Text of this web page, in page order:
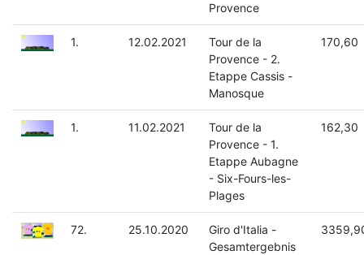
Provence
1. 12.02.2021
Tour de la
Provence - 2.
Etappe Cassis -
Manosque
170,60
1. 11.02.2021
Tour de la
Provence - 1.
Etappe Aubagne
- Six-Fours-les-
Plages
162,30
72. 25.10.2020
Giro d'Italia -
Gesamtergebnis